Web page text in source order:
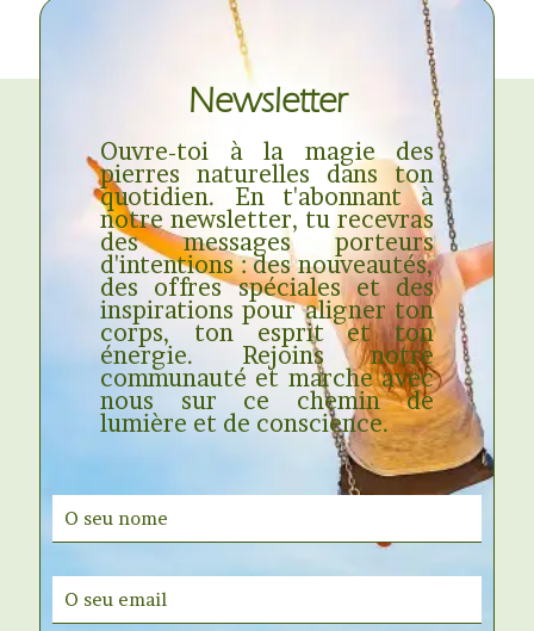
Newsletter
Ouvre-toi à la magie des
pierres naturelles dans ton
quotidien. En t'abonnant à
notre newsletter, tu recevras
des messages porteurs
d'intentions : des nouveautés,
des offres spéciales et des
inspirations pour aligner ton
corps, ton esprit et ton
énergie. Rejoins notre
communauté et marche avec
nous sur ce chemin de
lumière et de conscience.